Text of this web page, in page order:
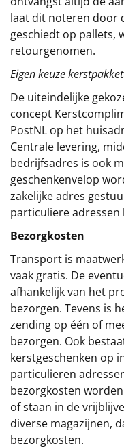
laat dit noteren door
geschiedt op pallets,
retourgenomen.
Eigen keuze
De uiteindelijke
concept
PostNL op het
Centrale levering,
bedrijfsadres is ook
geschenkenvelop
zakelijke adres
particuliere adressen
Bezorgkosten
Transport is
vaak gratis. De
afhankelijk van het
bezorgen. Tevens is
zending op één of
bezorgen. Ook
kerstgeschenken op
particulieren
bezorgkosten
of staan in de
diverse magazijnen,
bezorgkosten.